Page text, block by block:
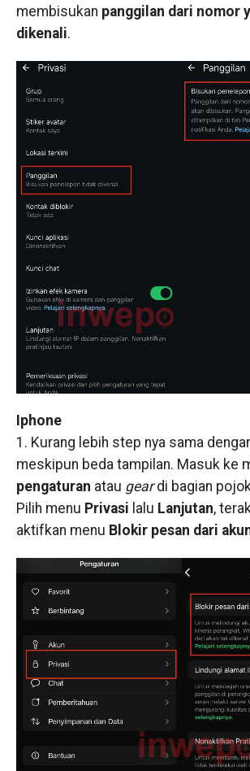
membisukan panggilan dari nomor
dikenali.
Iphone
1. Kurang lebih step nya sama
meskipun beda tampilan. Masuk ke
pengaturan atau geardi bagian
Pilih menu Privasi lalu Lanjutan,
aktifkan menu Blokir pesan dari